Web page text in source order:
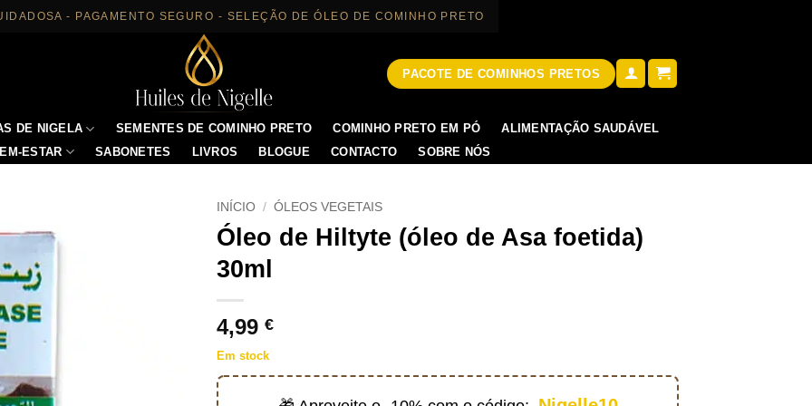
- PAGAMENTO SEGURO - SELEÇÃO DE ÓLEO DE COMINHO PRETO
PACOTE DE COMINHOS PRETOS
DE NIGELA SEMENTES DE COMINHO PRETO COMINHO PRETO EM PÓ
ALIMENTAÇÃO SAUDÁVEL
ESTAR SABONETES LIVROS BLOGUE CONTACTO SOBRE NÓS
INÍCIO / ÓLEOS VEGETAIS
Óleo de Hiltyte (óleo de Asa foetida)
30ml
4,99 €
Em stock